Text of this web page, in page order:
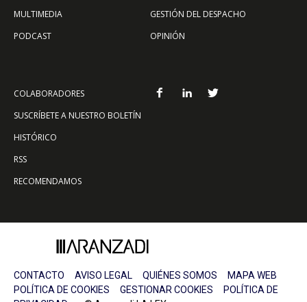
MULTIMEDIA
PODCAST
GESTIÓN DEL DESPACHO
OPINIÓN
COLABORADORES
SUSCRÍBETE A NUESTRO BOLETÍN
HISTÓRICO
RSS
RECOMENDAMOS
CONTACTO AVISO LEGAL QUIÉNES SOMOS
MAPA WEB
POLÍTICA DE COOKIES
GESTIONAR COOKIES
POLÍTICA DE